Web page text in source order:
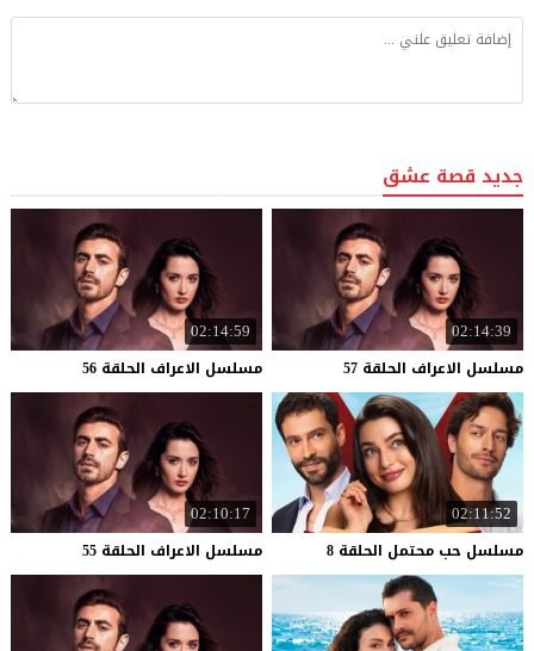
جديد قصة عشق
02:14:39
مسلسل الاعراف الحلقة 57
02:14:59
مسلسل الاعراف الحلقة 56
02:11:52
مسلسل حب محتمل الحلقة 8
02:10:17
مسلسل الاعراف الحلقة 55